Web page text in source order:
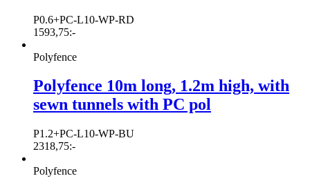
P0.6+PC-L10-WP-RD
1593,75:-
Polyfence
Polyfence 10m long, 1.2m high, with
sewn tunnels with PC pol
P1.2+PC-L10-WP-BU
2318,75:-
Polyfence